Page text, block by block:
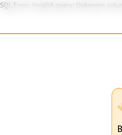
SQL Error: Invalid query: Unknown